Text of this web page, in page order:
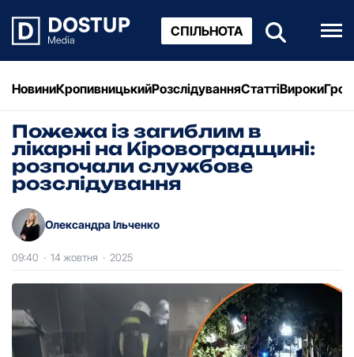
СПІЛЬНОТА
НовиниКропивницькийРозслідуванняСтаттіВироки
Пожежа із загиблим в
лікарні на Кіровоградщині:
розпочали службове
розслідування
Олександра Ільченко
09:40 · 14 жовтня · 2025